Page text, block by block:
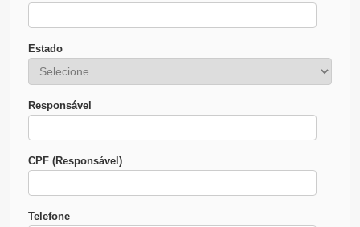
Estado
Responsável
CPF (Responsável)
Telefone